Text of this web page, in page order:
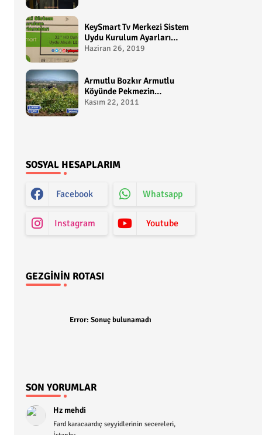
KeySmart Tv Merkezi Sistem
Uydu Kurulum Ayarları
Video anlatım -
Haziran 26, 2019
Armutlu Bozkır Armutlu
Köyünde Pekmezin
Hikayesi:Gezen Bilir Kontv
Kasım 22, 2011
SOSYAL HESAPLARIM
Facebook Whatsapp
Instagram Youtube
GEZGININ ROTASI
Error: Sonuç bulunamadı
SON YORUMLAR
Hz mehdi
Fard karacaardıç seyyidlerinin secereleri,